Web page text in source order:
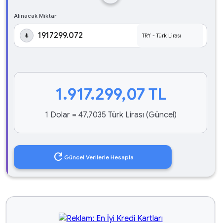
Alınacak Miktar
₺
1.917.299,07 TL
1 Dolar = 47,7035 Türk Lirası (Güncel)
refresh Güncel Verilerle Hesapla